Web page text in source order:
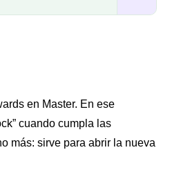
en Master. En ese
cuando cumpla las
más: sirve para abrir la nueva